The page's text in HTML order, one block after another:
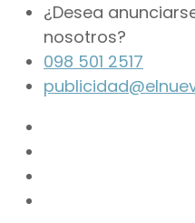
¿Desea
nosotros?
098 501 2517